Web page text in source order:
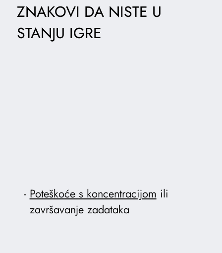
ZNAKOVI DA NISTE U
STANJU IGRE
Poteškoće s koncentracijom ili
završavanje zadataka